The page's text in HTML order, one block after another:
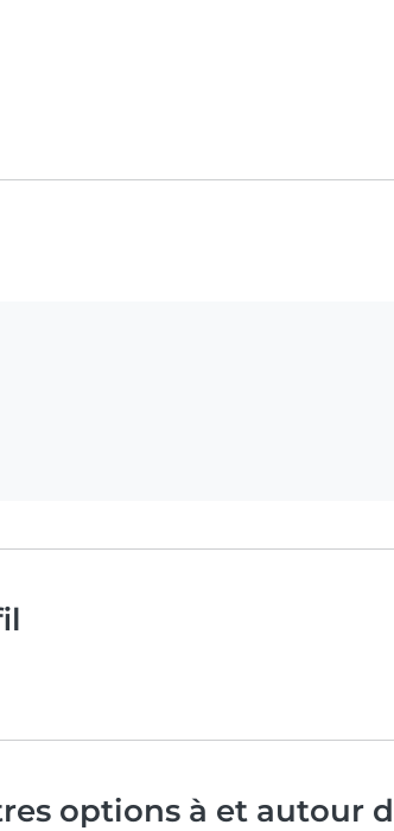
options à et autour